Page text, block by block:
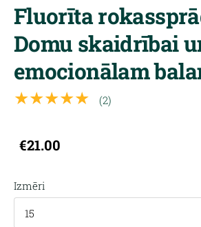
Fluorīta
Domu skaidrībai
emocionālam
★★★★★ (2)
€21.00
Izmēri